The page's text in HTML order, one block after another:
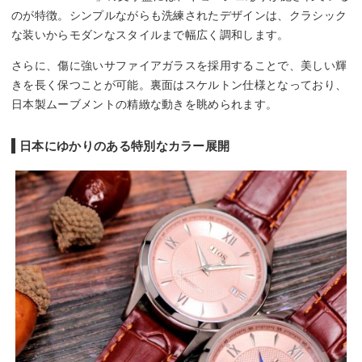
のが特徴。シンプルながらも洗練されたデザインは、クラシック
な装いからモダンなスタイルまで幅広く調和します。
さらに、傷に強いサファイアガラスを採用することで、美しい輝
きを長く保つことが可能。裏面はスケルトン仕様となっており、
日本製ムーブメントの精緻な動きを眺められます。
日本にゆかりのある特別なカラー展開